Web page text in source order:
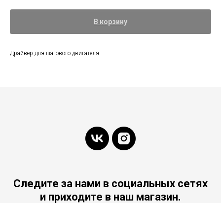
В корзину
Драйвер для шагового двигателя
Следите за нами в социальных сетях
и приходите в наш магазин.